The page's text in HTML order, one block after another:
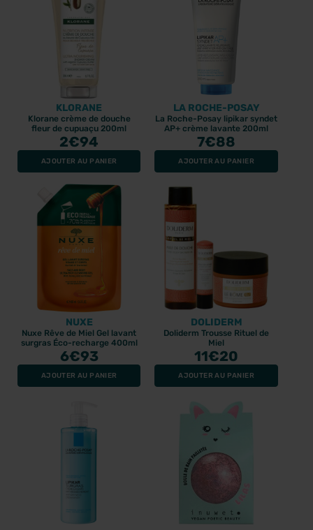
KLORANE
Klorane crème de douche
fleur de cupuaçu 200ml
2€94
AJOUTER AU PANIER
LA ROCHE-POSAY
La Roche-Posay lipikar syndet
AP+ crème lavante 200ml
7€88
AJOUTER AU PANIER
NUXE
Nuxe Rêve de Miel Gel lavant
surgras Éco-recharge 400ml
6€93
AJOUTER AU PANIER
DOLIDERM
Doliderm Trousse Rituel de
Miel
11€20
AJOUTER AU PANIER